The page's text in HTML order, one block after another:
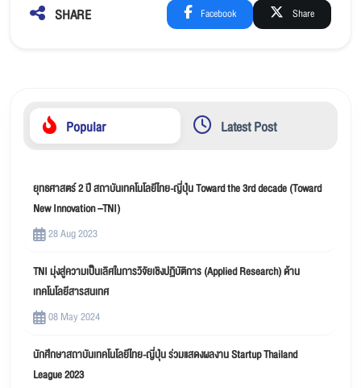
SHARE Facebook Share
Popular Latest Post
ยุทธศาสตร์ 2 ปี สถาบันเทคโนโลยีไทย-ญี่ปุ่น Toward the 3rd decade (Toward
New Innovation –TNI)
28 Aug 2023
TNI มุ่งสู่ความเป็นเลิศในการวิจัยเชิงปฏิบัติการ (Applied Research) ด้าน
เทคโนโลยีสารสนเทศ
08 May 2024
นักศึกษาสถาบันเทคโนโลยีไทย-ญี่ปุ่น ร่วมแสดงผลงาน Startup Thailand
League 2023